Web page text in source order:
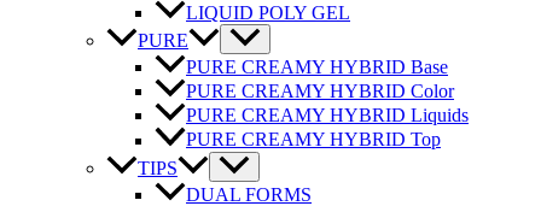
LIQUID POLY GEL
PURE
PURE CREAMY HYBRID Base
PURE CREAMY HYBRID Color
PURE CREAMY HYBRID Liquids
PURE CREAMY HYBRID Top
TIPS
DUAL FORMS